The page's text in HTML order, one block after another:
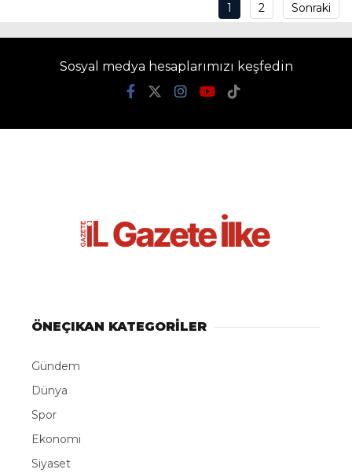
1 2 Sonraki
Sosyal medya hesaplarımızı keşfedin
ÖNEÇIKAN KATEGORİLER
Gündem
Dünya
Spor
Ekonomi
Siyaset